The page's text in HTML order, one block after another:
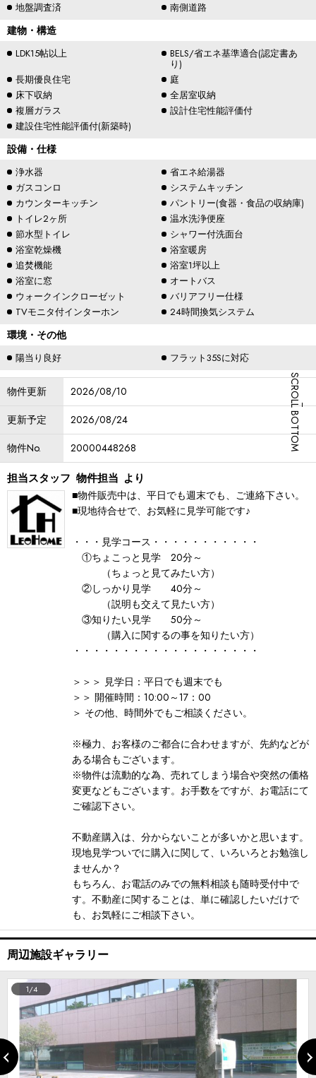
地盤調査済
南側道路
建物・構造
LDK15帖以上 BELS/省エネ基準適合(認定書あ
り)
長期優良住宅
庭
床下収納
全居室収納
複層ガラス
設計住宅性能評価付
建設住宅性能評価付(新築時)
設備・仕様
浄水器
省エネ給湯器
ガスコンロ
システムキッチン
カウンターキッチン
パントリー(食器・食品の収納庫)
トイレ2ヶ所
温水洗浄便座
節水型トイレ
シャワー付洗面台
浴室乾燥機
浴室暖房
追焚機能
浴室1坪以上
浴室に窓
オートバス
ウォークインクローゼット
バリアフリー仕様
TVモニタ付インターホン
24時間換気システム
環境・その他
陽当り良好 フラット35Sに対応
物件更新
2026/08/10
更新予定
2026/08/24
物件No.
20000448268
担当スタッフ 物件担当 より
■物件販売中は、平日でも週末でも、ご連絡下さい。
■現地待合せで、お気軽に見学可能です♪
・・・見学コース・・・・・・・・・・・
①ちょこっと見学 20分～
（ちょっと見てみたい方）
②しっかり見学 40分～
（説明も交えて見たい方）
③知りたい見学 50分～
（購入に関するの事を知りたい方）
・・・・・・・・・・・・・・・・・・・
＞＞＞ 見学日：平日でも週末でも
＞＞ 開催時間：10:00～17：00
＞ その他、時間外でもご相談ください。
※極力、お客様のご都合に合わせますが、先約などが
ある場合もございます。
※物件は流動的な為、売れてしまう場合や突然の価格
変更などもございます。お手数をですが、お電話にて
ご確認下さい。
不動産購入は、分からないことが多いかと思います。
現地見学ついでに購入に関して、いろいろとお勉強し
ませんか？
もちろん、お電話のみでの無料相談も随時受付中で
す。不動産に関することは、単に確認したいだけで
も、お気軽にご相談下さい。
周辺施設ギャラリー
1/4
SCROLL BOTTOM